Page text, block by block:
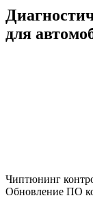
для
Чиптюнинг
Обновление ПО